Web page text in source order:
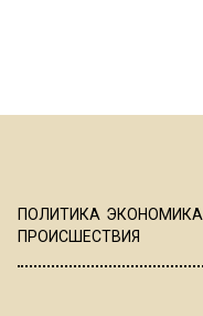
ПОЛИТИКА ЭКОНОМИКА
ПРОИСШЕСТВИЯ